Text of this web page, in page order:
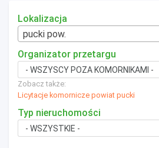
Lokalizacja
pucki pow.
Organizator przetargu
Zobacz także:
Licytacje komornicze powiat pucki
Typ nieruchomości